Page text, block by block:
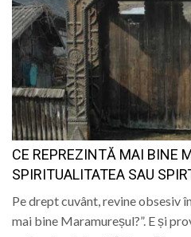
CE REPREZINTĂ MAI BINE
SPIRITUALITATEA SAU
Pe drept cuvânt, revine obsesiv
mai bine Maramureșul?”. E și